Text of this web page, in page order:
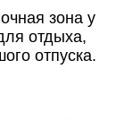
зона у
отдыха,
отпуска.